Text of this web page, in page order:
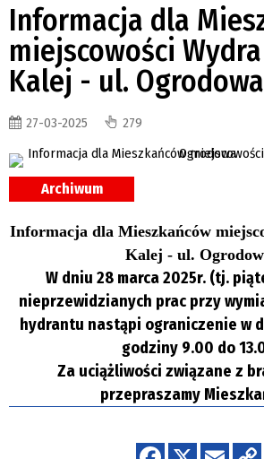
Informacja dla
miejscowości
Kalej - ul. Ogrodowa
27-03-2025 279
Archiwum
Informacja dla Mieszkańców
Kalej - ul.
W dniu 28 marca 2025r. (tj.
nieprzewidzianych prac przy
hydrantu nastąpi ograniczenie w
godziny 9.00 do
Za uciążliwości związane z
przepraszamy